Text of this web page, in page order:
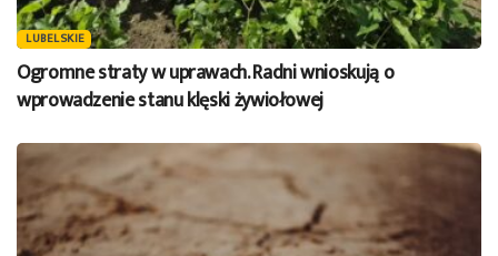
LUBELSKIE
Ogromne straty w uprawach. Radni wnioskują o
wprowadzenie stanu klęski żywiołowej